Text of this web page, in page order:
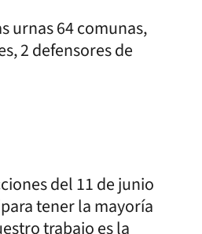
urnas 64 comunas,
2 defensores de
del 11 de junio
tener la mayoría
trabajo es la